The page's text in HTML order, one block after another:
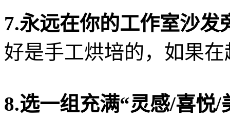
7.永远在你的工作室沙发
好是手工烘培的，如果
8.选一组充满“灵感/喜悦/